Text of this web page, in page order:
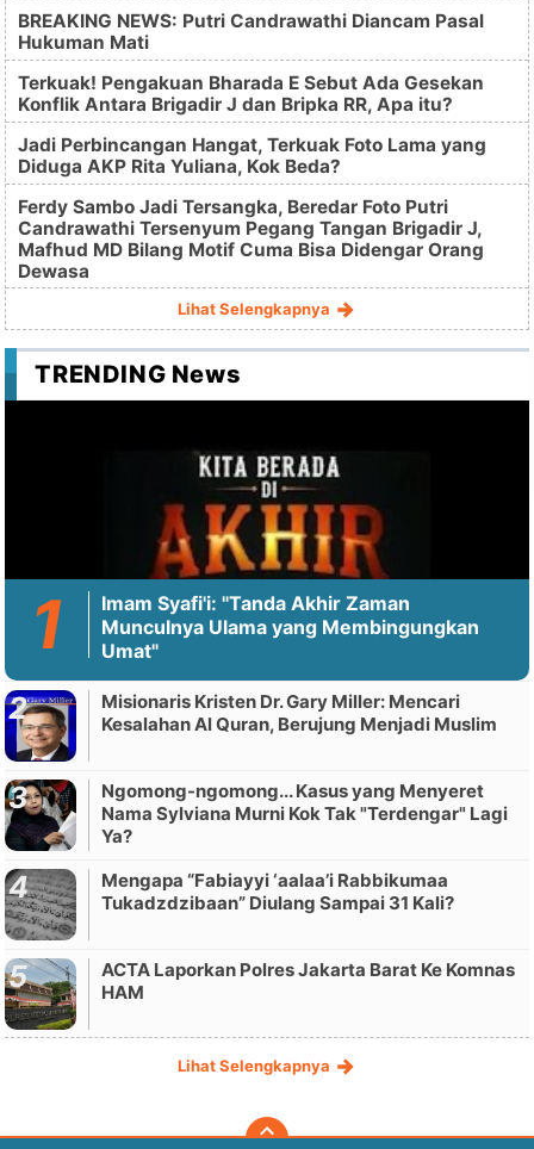
BREAKING NEWS: Putri Candrawathi Diancam Pasal
Hukuman Mati
Terkuak! Pengakuan Bharada E Sebut Ada Gesekan
Konflik Antara Brigadir J dan Bripka RR, Apa itu?
Jadi Perbincangan Hangat, Terkuak Foto Lama yang
Diduga AKP Rita Yuliana, Kok Beda?
Ferdy Sambo Jadi Tersangka, Beredar Foto Putri
Candrawathi Tersenyum Pegang Tangan Brigadir J,
Mafhud MD Bilang Motif Cuma Bisa Didengar Orang
Dewasa
Lihat Selengkapnya
TRENDING News
Imam Syafi'i: "Tanda Akhir Zaman
Munculnya Ulama yang Membingungkan
Umat"
Misionaris Kristen Dr. Gary Miller: Mencari
Kesalahan Al Quran, Berujung Menjadi Muslim
Ngomong-ngomong... Kasus yang Menyeret
Nama Sylviana Murni Kok Tak "Terdengar" Lagi
Ya?
Mengapa “Fabiayyi ‘aalaa’i Rabbikumaa
Tukadzdzibaan” Diulang Sampai 31 Kali?
ACTA Laporkan Polres Jakarta Barat Ke Komnas
HAM
Lihat Selengkapnya